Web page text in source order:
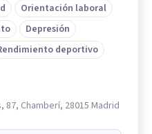
Orientación laboral
Depresión
deportivo
87, Chamberí, 28015 Madrid